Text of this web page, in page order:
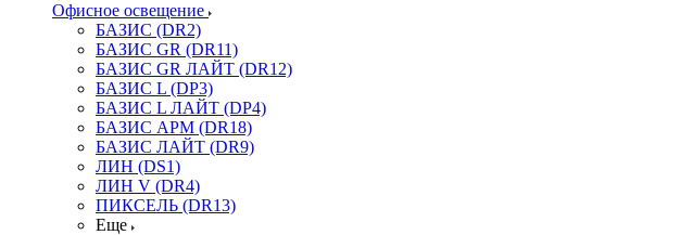
Офисное освещение
БАЗИС (DR2)
БАЗИС GR (DR11)
БАЗИС GR ЛАЙТ (DR12)
БАЗИС L (DP3)
БАЗИС L ЛАЙТ (DP4)
БАЗИС АРМ (DR18)
БАЗИС ЛАЙТ (DR9)
ЛИН (DS1)
ЛИН V (DR4)
ПИКСЕЛЬ (DR13)
Еще